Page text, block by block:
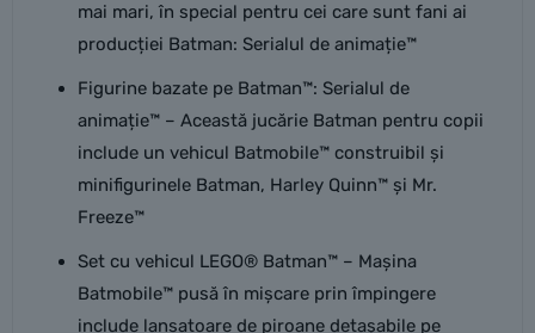
mai mari, în special pentru cei care sunt fani ai
producției Batman: Serialul de animație™
Figurine bazate pe Batman™: Serialul de
animație™ – Această jucărie Batman pentru copii
include un vehicul Batmobile™ construibil și
minifigurinele Batman, Harley Quinn™ și Mr.
Freeze™
Set cu vehicul LEGO® Batman™ – Mașina
Batmobile™ pusă în mișcare prin împingere
include lansatoare de piroane detașabile pe